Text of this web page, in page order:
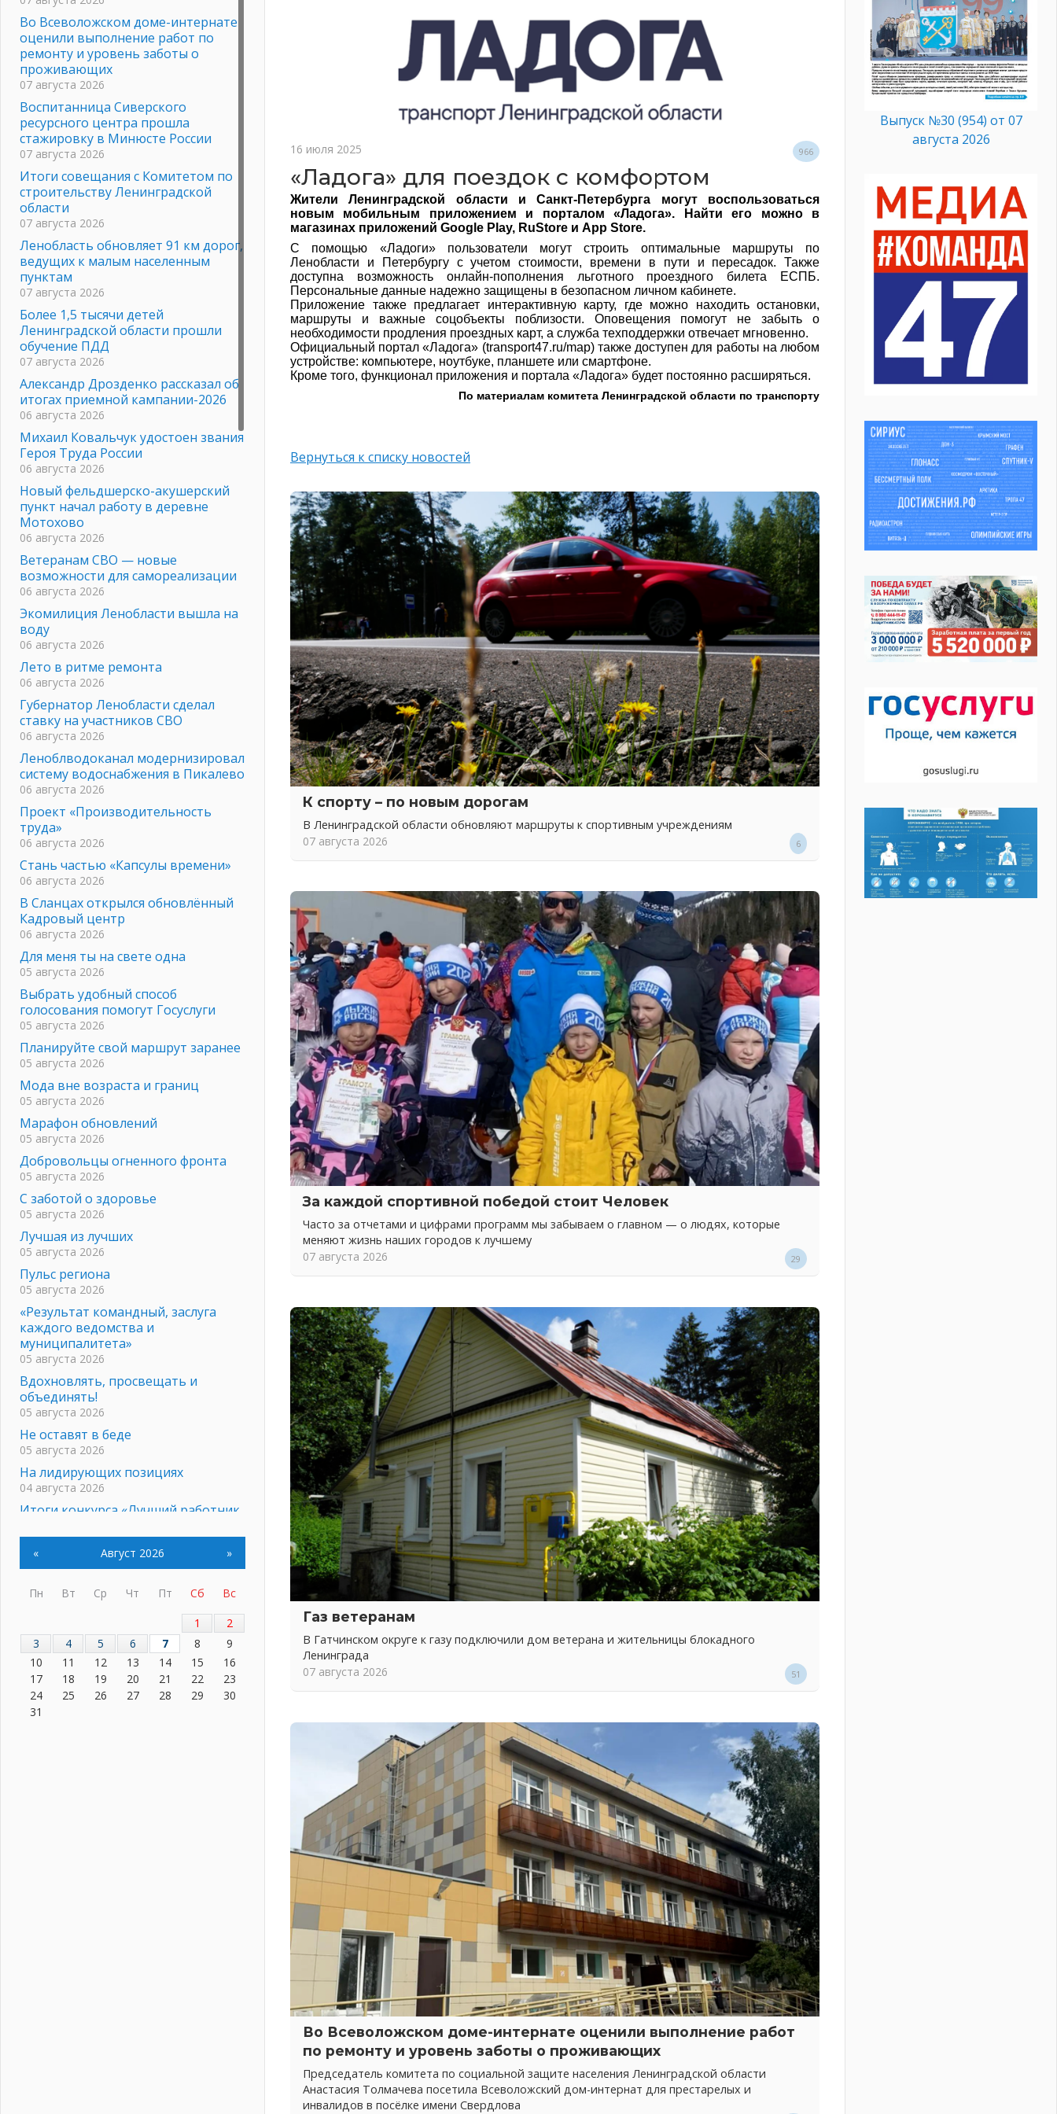
16 июля 2025 966
«Ладога» для поездок с комфортом
Жители Ленинградской области и Санкт-Петербурга могут воспользоваться
новым мобильным приложением и порталом «Ладога». Найти его можно в
магазинах приложений Google Play, RuStore и App Store.
С помощью «Ладоги» пользователи могут строить оптимальные маршруты по
Ленобласти и Петербургу с учетом стоимости, времени в пути и пересадок. Также
доступна возможность онлайн-пополнения льготного проездного билета ЕСПБ.
Персональные данные надежно защищены в безопасном личном кабинете.
Приложение также предлагает интерактивную карту, где можно находить остановки,
маршруты и важные соцобъекты поблизости. Оповещения помогут не забыть о
необходимости продления проездных карт, а служба техподдержки отвечает мгновенно.
Официальный портал «Ладога» (transport47.ru/map) также доступен для работы на любом
устройстве: компьютере, ноутбуке, планшете или смартфоне.
Кроме того, функционал приложения и портала «Ладога» будет постоянно расширяться.
По материалам комитета Ленинградской области по транспорту
Вернуться к списку новостей
К спорту – по новым дорогам
В Ленинградской области обновляют маршруты к спортивным учреждениям
07 августа 2026
6
За каждой спортивной победой стоит Человек
Часто за отчетами и цифрами программ мы забываем о главном — о людях, которые
меняют жизнь наших городов к лучшему
07 августа 2026
29
Газ ветеранам
В Гатчинском округе к газу подключили дом ветерана и жительницы блокадного
Ленинграда
07 августа 2026
51
Во Всеволожском доме-интернате оценили выполнение работ
по ремонту и уровень заботы о проживающих
Председатель комитета по социальной защите населения Ленинградской области
Анастасия Толмачева посетила Всеволожский дом-интернат для престарелых и
инвалидов в посёлке имени Свердлова
Во Всеволожском доме-интернате
оценили выполнение работ по
ремонту и уровень заботы о
проживающих
07 августа 2026
Воспитанница Сиверского
ресурсного центра прошла
стажировку в Минюсте России
07 августа 2026
Итоги совещания с Комитетом по
строительству Ленинградской
области
07 августа 2026
Ленобласть обновляет 91 км дорог,
ведущих к малым населенным
пунктам
07 августа 2026
Более 1,5 тысячи детей
Ленинградской области прошли
обучение ПДД
07 августа 2026
Александр Дрозденко рассказал об
итогах приемной кампании-2026
06 августа 2026
Михаил Ковальчук удостоен звания
Героя Труда России
06 августа 2026
Новый фельдшерско-акушерский
пункт начал работу в деревне
Мотохово
06 августа 2026
Ветеранам СВО — новые
возможности для самореализации
06 августа 2026
Экомилиция Ленобласти вышла на
воду
06 августа 2026
Лето в ритме ремонта
06 августа 2026
Губернатор Ленобласти сделал
ставку на участников СВО
06 августа 2026
Леноблводоканал модернизировал
систему водоснабжения в Пикалево
06 августа 2026
Проект «Производительность
труда»
06 августа 2026
Стань частью «Капсулы времени»
06 августа 2026
В Сланцах открылся обновлённый
Кадровый центр
06 августа 2026
Для меня ты на свете одна
05 августа 2026
Выбрать удобный способ
голосования помогут Госуслуги
05 августа 2026
Планируйте свой маршрут заранее
05 августа 2026
Мода вне возраста и границ
05 августа 2026
Марафон обновлений
05 августа 2026
Добровольцы огненного фронта
05 августа 2026
С заботой о здоровье
05 августа 2026
Лучшая из лучших
05 августа 2026
Пульс региона
05 августа 2026
«Результат командный, заслуга
каждого ведомства и
муниципалитета»
05 августа 2026
Вдохновлять, просвещать и
объединять!
05 августа 2026
Не оставят в беде
05 августа 2026
На лидирующих позициях
04 августа 2026
Итоги конкурса «Лучший работник
подведены!
04 августа 2026
перекрестках
В Ленобласти растет потребление
мобильного трафика
04 августа 2026
Полумрак бьёт по карману
04 августа 2026
« Август 2026 »
Пн Вт Ср Чт Пт Сб
Вс
1
2
3
4 5 6 7 8
9
10
11 12 13 14 15
16
17
18 19 20 21 22
23
24
25 26 27 28 29
30
31
Выпуск №30 (954) от 07
августа 2026